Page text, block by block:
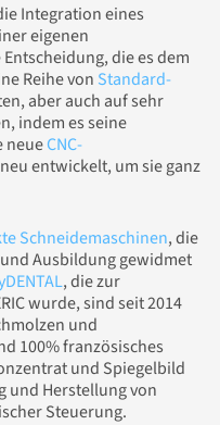
Integration eines
eigenen
die es dem
Reihe von Standard-
aber auch auf sehr
indem es seine
neueCNC-
entwickelt, um sie ganz
Schneidemaschinen, die
Ausbildung gewidmet
, die zur
wurde, sind seit 2014
und
100% französisches
und Spiegelbild
und Herstellung von
Steuerung.